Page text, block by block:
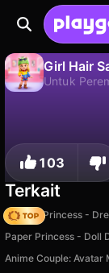
Girl Hair
Untuk
103
Terkait
Fashion Princess -
Paper Princess - Doll
Anime Couple: Avatar